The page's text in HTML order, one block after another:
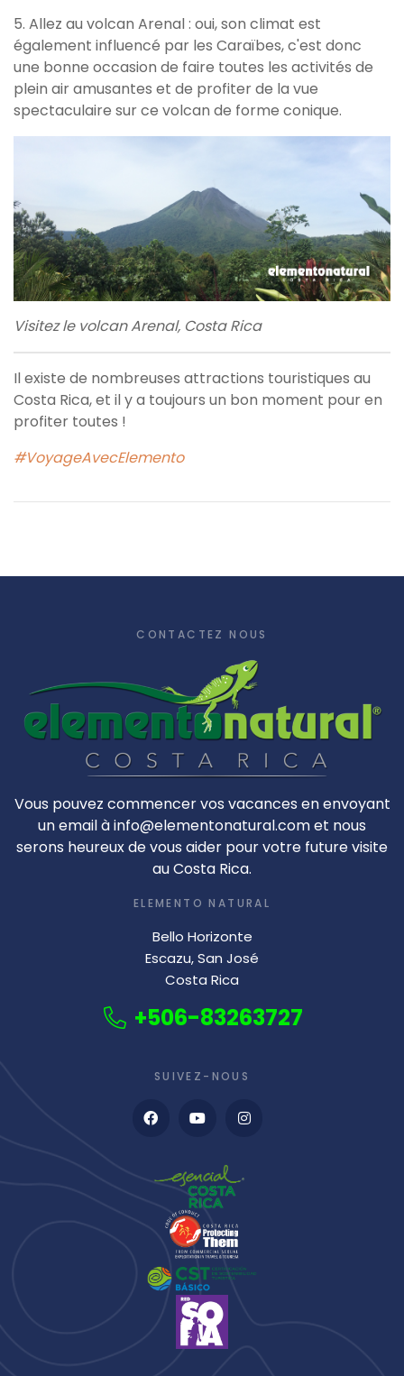
5. Allez au volcan Arenal : oui, son climat est
également influencé par les Caraïbes, c'est donc
une bonne occasion de faire toutes les activités de
plein air amusantes et de profiter de la vue
spectaculaire sur ce volcan de forme conique.
Visitez le volcan Arenal, Costa Rica
Il existe de nombreuses attractions touristiques au
Costa Rica, et il y a toujours un bon moment pour en
profiter toutes !
#VoyageAvecElemento
CONTACTEZ NOUS
Vous pouvez commencer vos vacances en envoyant
un email à info@elementonatural.com et nous
serons heureux de vous aider pour votre future visite
au Costa Rica.
ELEMENTO NATURAL
Bello Horizonte
Escazu, San José
Costa Rica
+506-83263727
SUIVEZ-NOUS